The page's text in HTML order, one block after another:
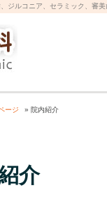
ジルコニア、セラミック、審
ージ » 院内紹介
介